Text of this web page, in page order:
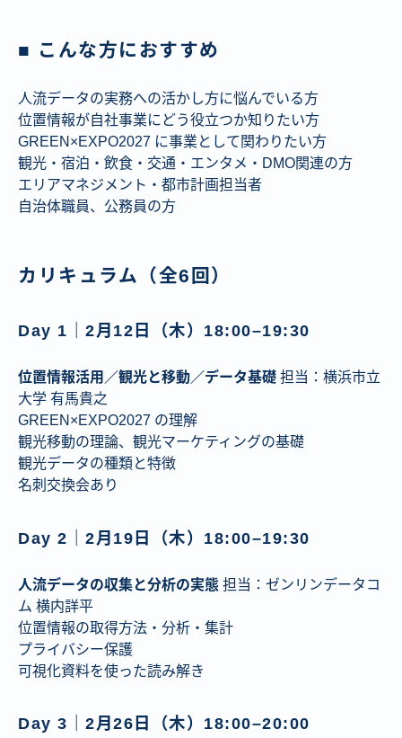
■ こんな方におすすめ
人流データの実務への活かし方に悩んでいる方
位置情報が自社事業にどう役立つか知りたい方
GREEN×EXPO2027 に事業として関わりたい方
観光・宿泊・飲食・交通・エンタメ・DMO関連の方
エリアマネジメント・都市計画担当者
自治体職員、公務員の方
カリキュラム（全6回）
Day 1｜2月12日（木）18:00–19:30
位置情報活用／観光と移動／データ基礎 担当：横浜市立
大学 有馬貴之
GREEN×EXPO2027 の理解
観光移動の理論、観光マーケティングの基礎
観光データの種類と特徴
名刺交換会あり
Day 2｜2月19日（木）18:00–19:30
人流データの収集と分析の実態 担当：ゼンリンデータコ
ム 横内詳平
位置情報の取得方法・分析・集計
プライバシー保護
可視化資料を使った読み解き
Day 3｜2月26日（木）18:00–20:00